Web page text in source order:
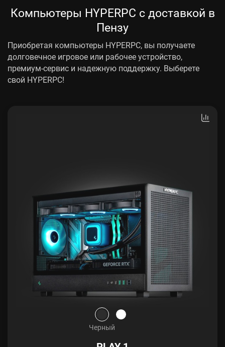
Компьютеры HYPERPC с доставкой в
Пензу
Приобретая компьютеры HYPERPC, вы получаете
долговечное игровое или рабочее устройство,
премиум-сервис и надежную поддержку. Выберете
свой HYPERPC!
Черный